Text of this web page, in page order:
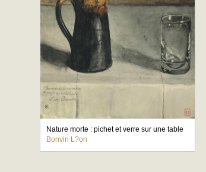
Nature morte : pichet et verre sur une table
Bonvin L?on